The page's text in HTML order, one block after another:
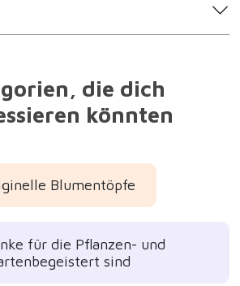
die dich
könnten
Blumentöpfe
für die Pflanzen- und
sind